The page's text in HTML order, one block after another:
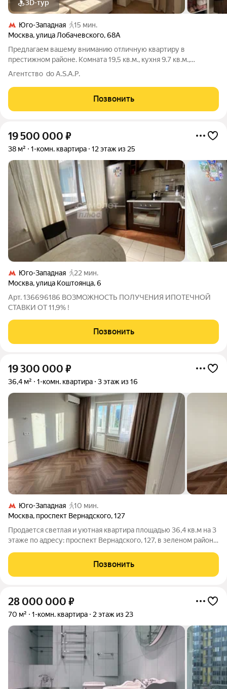
3D-тур
Юго-Западная
15 мин.
Москва,улица Лобачевского,68А
Предлагаем вашему вниманию отличную квартиру в
престижном районе. Комната 19,5 кв.м., кухня 9.7 кв.м.,
огромная лоджия на всю квартиру. Квартира укомплектована
микроволновой печью, варочной панелью,
Агентство do A.S.A.P.
Позвонить
19 500 000 ₽
38 м² 1-комн. квартира 12 этаж из 25
Юго-Западная
22 мин.
Москва,улица Коштоянца,6
Арт. 136696186 ВОЗМОЖНОСТЬ ПОЛУЧЕНИЯ ИПОТЕЧНОЙ
СТАВКИ ОТ 11,9% !
Позвонить
19 300 000 ₽
36,4 м² 1-комн. квартира 3 этаж из 16
Юго-Западная
10 мин.
Москва, проспект Вернадского,127
Продается светлая и уютная квартира площадью 36,4 кв.м на 3
этаже по адресу: проспект Вернадского, 127, в зеленом районе
квартире и ремонте. Площадь: 36,4 кв.м, жилая площадь
представлена большой
Позвонить
28 000 000 ₽
70 м² 1-комн. квартира 2 этаж из 23